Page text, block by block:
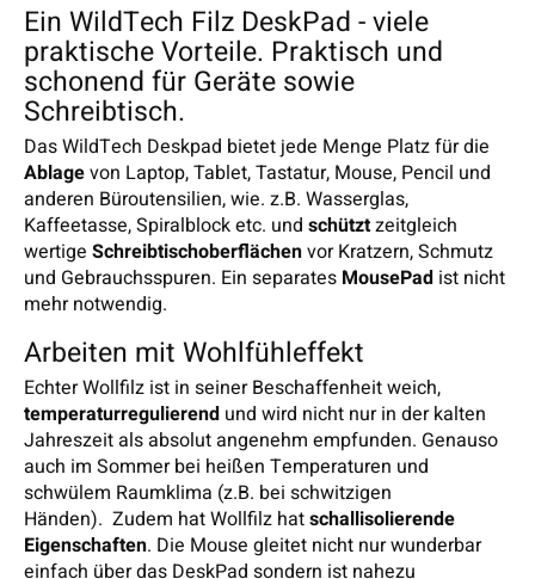
Ein WildTech Filz DeskPad - viele
praktische Vorteile. Praktisch und
schonend für Geräte sowie
Schreibtisch.
Das WildTech Deskpad bietet jede Menge Platz für die
Ablagevon Laptop, Tablet, Tastatur, Mouse, Pencil und
anderen Büroutensilien, wie. z.B. Wasserglas,
Kaffeetasse, Spiralblock etc. und schütztzeitgleich
wertige Schreibtischoberflächenvor Kratzern, Schmutz
und Gebrauchsspuren. Ein separates MousePad ist nicht
mehr notwendig.
Arbeiten mit Wohlfühleffekt
Echter Wollfilz ist in seiner Beschaffenheit weich,
temperaturregulierend und wird nicht nur in der kalten
Jahreszeit als absolut angenehm empfunden. Genauso
auch im Sommer bei heißen Temperaturen und
schwülem Raumklima (z.B. bei schwitzigen
Händen). Zudem hat Wollfilz hatschallisolierende
Eigenschaften. Die Mouse gleitet nicht nur wunderbar
einfach über das DeskPad sondern ist nahezu